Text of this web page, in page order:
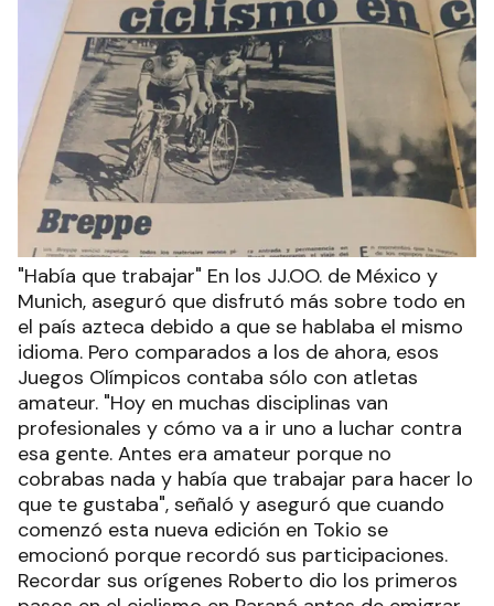
"Había que trabajar" En los JJ.OO. de México y
Munich, aseguró que disfrutó más sobre todo en
el país azteca debido a que se hablaba el mismo
idioma. Pero comparados a los de ahora, esos
Juegos Olímpicos contaba sólo con atletas
amateur. "Hoy en muchas disciplinas van
profesionales y cómo va a ir uno a luchar contra
esa gente. Antes era amateur porque no
cobrabas nada y había que trabajar para hacer lo
que te gustaba", señaló y aseguró que cuando
comenzó esta nueva edición en Tokio se
emocionó porque recordó sus participaciones.
Recordar sus orígenes Roberto dio los primeros